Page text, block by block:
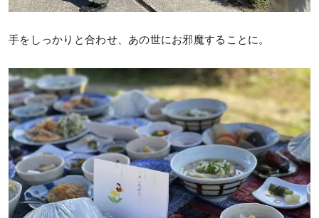
手をしっかりと合わせ、あの世にお邪魔することに。